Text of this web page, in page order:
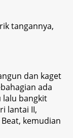
tangannya,
dan kaget
ada
lalu bangkit
lantai II,
kemudian